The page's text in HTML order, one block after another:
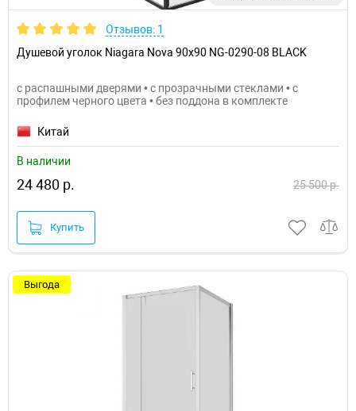
Отзывов: 1
Душевой уголок Niagara Nova 90х90 NG-0290-08 BLACK
с распашными дверями • с прозрачными стеклами • с
профилем черного цвета • без поддона в комплекте
Китай
В наличии
24 480 р. 25 500 р.
Купить
Выгода